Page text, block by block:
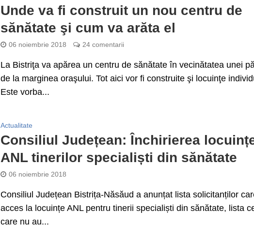
Unde va fi construit un nou centru de
sănătate şi cum va arăta el
06 noiembrie 2018 24 comentarii
La Bistriţa va apărea un centru de sănătate în vecinătatea unei
de la marginea oraşului. Tot aici vor fi construite şi locuinţe
Este vorba...
Actualitate
Consiliul Județean: Închirierea
ANL tinerilor specialiști din sănătate
06 noiembrie 2018
Consiliul Județean Bistrița-Năsăud a anunțat lista solicitanților
acces la locuințe ANL pentru tinerii specialiști din sănătate, lista
care nu au...